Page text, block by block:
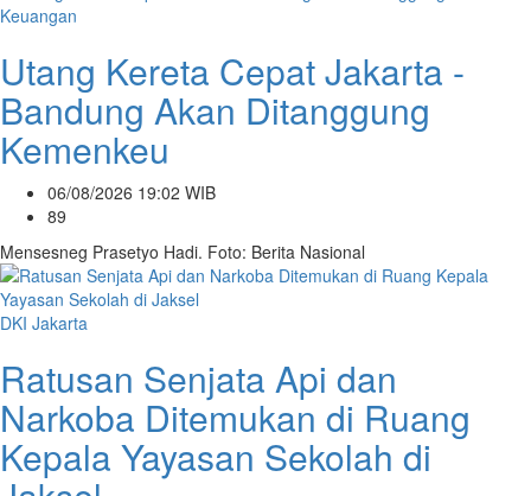
Keuangan
Utang Kereta Cepat Jakarta -
Bandung Akan Ditanggung
Kemenkeu
06/08/2026 19:02 WIB
89
Mensesneg Prasetyo Hadi. Foto: Berita Nasional
DKI Jakarta
Ratusan Senjata Api dan
Narkoba Ditemukan di Ruang
Kepala Yayasan Sekolah di